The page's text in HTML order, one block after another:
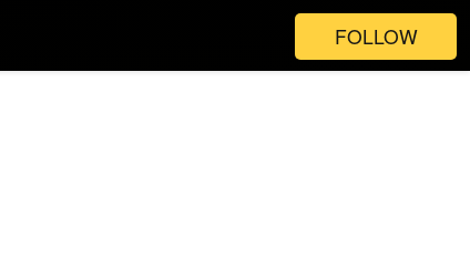
FOLLOW